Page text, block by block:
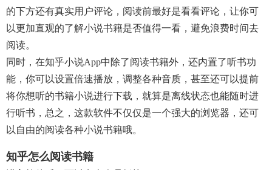
的下方还有真实用户评论，阅读前最好是看看评论，让你可
以更加直观的了解小说书籍是否值得一看，避免浪费时间去
阅读。
同时，在知乎小说app中除了阅读书籍外，还内置了听书功
能，你可以设置倍速播放，调整各种音质，甚至还可以提前
将你想听的书籍小说进行下载，就算是离线状态也能随时进
行听书，总之，这款软件不仅仅是一个强大的浏览器，还可
以自由的阅读各种小说书籍哦。
知乎怎么阅读书籍